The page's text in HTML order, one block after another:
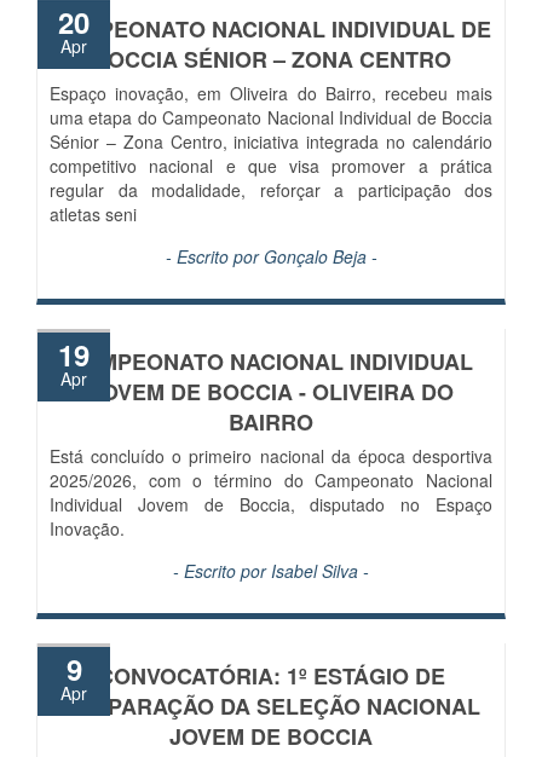
CAMPEONATO NACIONAL INDIVIDUAL DE
BOCCIA SÉNIOR – ZONA CENTRO
20
Apr
Espaço inovação, em Oliveira do Bairro, recebeu mais
uma etapa do Campeonato Nacional Individual de Boccia
Sénior – Zona Centro, iniciativa integrada no calendário
competitivo nacional e que visa promover a prática
regular da modalidade, reforçar a participação dos
atletas seni
- Escrito porGonçalo Beja-
CAMPEONATO NACIONAL INDIVIDUAL
JOVEM DE BOCCIA - OLIVEIRA DO
BAIRRO
19
Apr
Está concluído o primeiro nacional da época desportiva
2025/2026, com o término do Campeonato Nacional
Individual Jovem de Boccia, disputado no Espaço
Inovação.
- Escrito porIsabel Silva -
CONVOCATÓRIA: 1º ESTÁGIO DE
PREPARAÇÃO DA SELEÇÃO NACIONAL
JOVEM DE BOCCIA
9
Apr